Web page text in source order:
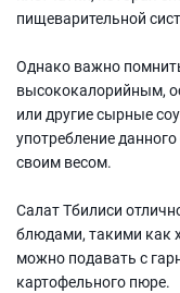
пищеварительной
Однако важно
высококалорийным,
или другие сырные
употребление
своим весом.
Салат Тбилиси
блюдами, такими как
можно подавать с
картофельного пюре.